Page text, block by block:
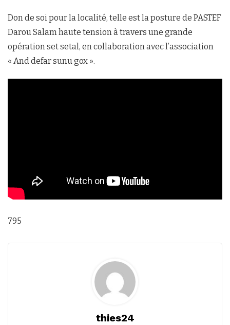
Don de soi pour la localité, telle est la posture de PASTEF
Darou Salam haute tension à travers une grande
opération set setal, en collaboration avec l’association
« And defar sunu gox ».
795
thies24